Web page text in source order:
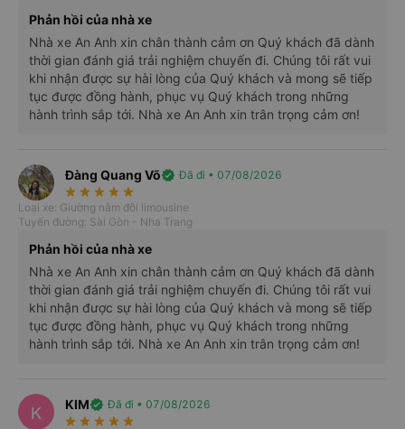
Các xe của An Anh được trang bị đầy đủ tiện nghi hiện đại
như ghế ngồi rộng rãi, điều hòa không khí, và hệ thống giải trí,
giúp hành khách luôn cảm thấy thoải mái và dễ chịu trong
suốt chuyến đi. Nhà xe An Anh cung cấp nhiều tuyến đường
Phản hồi của nhà xe
Nhà xe An Anh xin chân thành cảm ơn Quý khách đã dành
thời gian đánh giá trải nghiệm chuyến đi. Chúng tôi rất vui
khi nhận được sự hài lòng của Quý khách và mong sẽ tiếp
tục được đồng hành, phục vụ Quý khách trong những
hành trình sắp tới. Nhà xe An Anh xin trân trọng cảm ơn!
Đàng Quang Võverified Đã đi • 07/08/2026
star_rate star_rate star_rate star_rate star_rate
Loại xe: Giường nằm đôi limousine
Tuyến đường: Sài Gòn - Nha Trang
Phản hồi của nhà xe
Nhà xe An Anh xin chân thành cảm ơn Quý khách đã dành
thời gian đánh giá trải nghiệm chuyến đi. Chúng tôi rất vui
khi nhận được sự hài lòng của Quý khách và mong sẽ tiếp
tục được đồng hành, phục vụ Quý khách trong những
hành trình sắp tới. Nhà xe An Anh xin trân trọng cảm ơn!
K KIMverified Đã đi • 07/08/2026
star_rate star_rate star_rate star_rate star_rate